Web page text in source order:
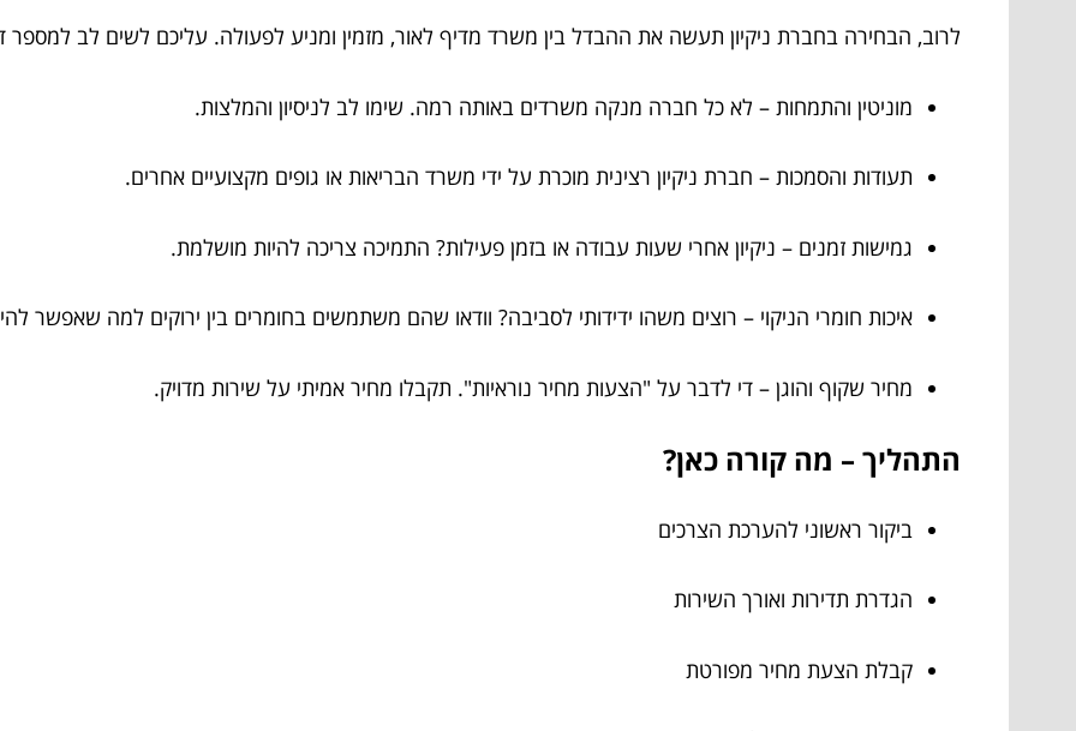
לרוב, הבחירה בחברת ניקיון תעשה את ההבדל בין משרד מדיף לאור, מזמין ומניע לפעולה. עליכם לשים לב למספר
מוניטין והתמחות – לא כל חברה מנקה משרדים באותה רמה. שימו לב לניסיון והמלצות.
תעודות והסמכות – חברת ניקיון רצינית מוכרת על ידי משרד הבריאות או גופים מקצועיים אחרים.
גמישות זמנים – ניקיון אחרי שעות עבודה או בזמן פעילות? התמיכה צריכה להיות מושלמת.
איכות חומרי הניקוי – רוצים משהו ידידותי לסביבה? וודאו שהם משתמשים בחומרים בין ירוקים למה שאפשר
מחיר שקוף והוגן – די לדבר על "הצעות מחיר נוראיות". תקבלו מחיר אמיתי על שירות מדויק.
התהליך – מה קורה כאן?
ביקור ראשוני להערכת הצרכים
הגדרת תדירות ואורך השירות
קבלת הצעת מחיר מפורטת